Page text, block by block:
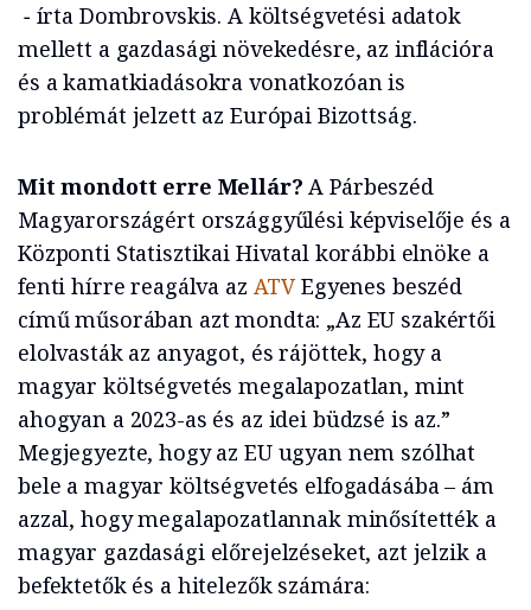
− írta Dombrovskis. A költségvetési adatok
mellett a gazdasági növekedésre, az inflációra
és a kamatkiadásokra vonatkozóan is
problémát jelzett az Európai Bizottság.
Mit mondott erre Mellár? A Párbeszéd
Magyarországért országgyűlési képviselője és a
Központi Statisztikai Hivatal korábbi elnöke a
fenti hírre reagálva az ATVEgyenes beszéd
című műsorában azt mondta: „Az EU szakértői
elolvasták az anyagot, és rájöttek, hogy a
magyar költségvetés megalapozatlan, mint
ahogyan a 2023-as és az idei büdzsé is az.”
Megjegyezte, hogy az EU ugyan nem szólhat
bele a magyar költségvetés elfogadásába – ám
azzal, hogy megalapozatlannak minősítették a
magyar gazdasági előrejelzéseket, azt jelzik a
befektetők és a hitelezők számára: